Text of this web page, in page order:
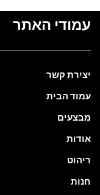
עמודי האתר
יצירת קשר
עמוד הבית
מבצעים
אודות
ריהוט
חנות